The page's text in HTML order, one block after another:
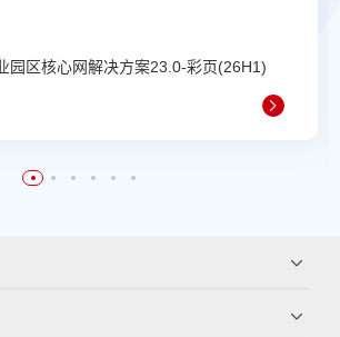
园区核心网解决方案23.0-彩页(26H1)